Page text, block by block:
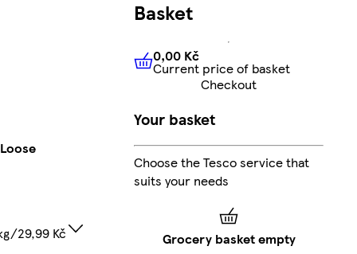
29,99 Kč
Basket
0,00 KčCurrent price of
0,00 Kč
Current price of basket
Checkout
Your basket
Choose the Tesco service that
suits your needs
Grocery basket empty